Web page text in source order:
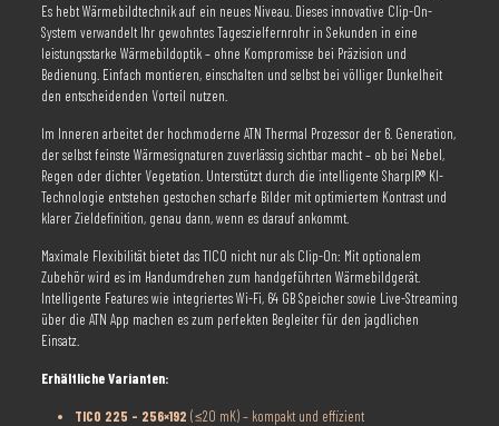
Es hebt Wärmebildtechnik auf ein neues Niveau. Dieses innovative Clip-On-
System verwandelt Ihr gewohntes Tageszielfernrohr in Sekunden in eine
leistungsstarke Wärmebildoptik – ohne Kompromisse bei Präzision und
Bedienung. Einfach montieren, einschalten und selbst bei völliger Dunkelheit
den entscheidenden Vorteil nutzen.
Im Inneren arbeitet der hochmoderne ATN Thermal Prozessor der 6. Generation,
der selbst feinste Wärmesignaturen zuverlässig sichtbar macht – ob bei Nebel,
Regen oder dichter Vegetation. Unterstützt durch die intelligente SharpIR® KI-
Technologie entstehen gestochen scharfe Bilder mit optimiertem Kontrast und
klarer Zieldefinition, genau dann, wenn es darauf ankommt.
Maximale Flexibilität bietet das TICO nicht nur als Clip-On: Mit optionalem
Zubehör wird es im Handumdrehen zum handgeführten Wärmebildgerät.
Intelligente Features wie integriertes Wi-Fi, 64 GB Speicher sowie Live-Streaming
über die ATN App machen es zum perfekten Begleiter für den jagdlichen
Einsatz.
Erhältliche Varianten:
TICO 225 – 256×192 (≤20 mK) – kompakt und effizient